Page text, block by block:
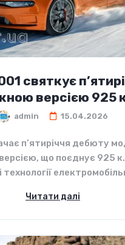
святкує
версією 925
admin 15.04.2026
п’ятиріччя дебюту
що поєднує 925
технології
Читати далі